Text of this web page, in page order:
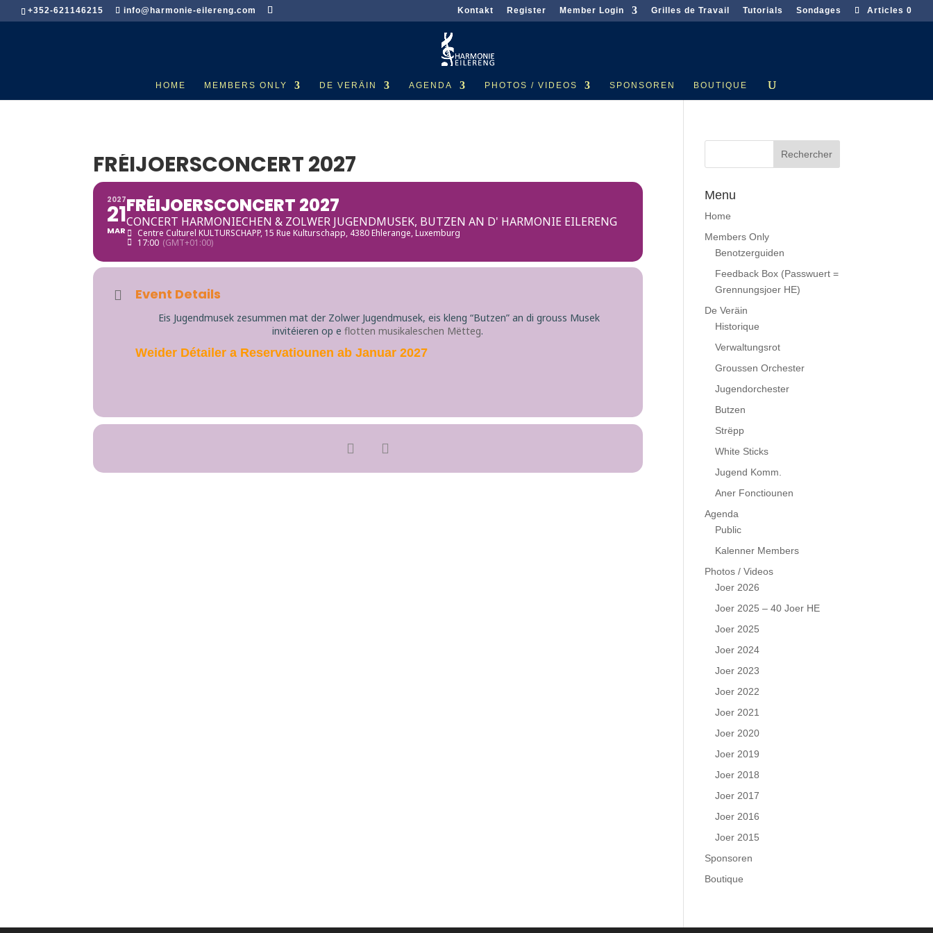
+352-621146215 info@harmonie-eilereng.com Kontakt Register Member Login Grilles de Travail Tutorials Sondages Articles 0
HOME MEMBERS ONLY DE VERÄIN AGENDA PHOTOS / VIDEOS SPONSOREN BOUTIQUE
FRÉIJOERSCONCERT 2027
2027
21
MAR
FRÉIJOERSCONCERT 2027
CONCERT HARMONIECHEN & ZOLWER JUGENDMUSEK, BUTZEN AN D' HARMONIE EILERENG
Centre Culturel KULTURSCHAPP, 15 Rue Kulturschapp, 4380 Ehlerange, Luxemburg
17:00 (GMT+01:00)
Event Details
Eis Jugendmusek zesummen mat der Zolwer Jugendmusek, eis kleng “Butzen” an di grouss Musek
invitéieren op e flotten musikaleschen Mëtteg.
Weider Détailer a Reservatiounen ab Januar 2027
Menu
Home
Members Only
Benotzerguiden
Feedback Box (Passwuert =
Grennungsjoer HE)
De Veräin
Historique
Verwaltungsrot
Groussen Orchester
Jugendorchester
Butzen
Strëpp
White Sticks
Jugend Komm.
Aner Fonctiounen
Agenda
Public
Kalenner Members
Photos / Videos
Joer 2026
Joer 2025 – 40 Joer HE
Joer 2025
Joer 2024
Joer 2023
Joer 2022
Joer 2021
Joer 2020
Joer 2019
Joer 2018
Joer 2017
Joer 2016
Joer 2015
Sponsoren
Boutique